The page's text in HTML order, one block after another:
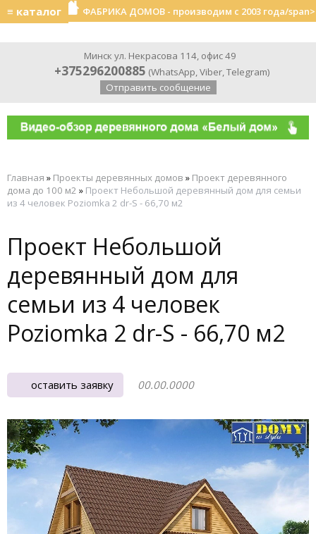
≡ каталог ФАБРИКА ДОМОВ - производим с 2003 года/span>
Минск ул. Некрасова 114, офис 49
+375296200885 (WhatsApp,Viber,Telegram)
Отправить сообщение
Главная » Проекты деревянных домов » Проект деревянного
дома до 100 м2 » Проект Небольшой деревянный дом для семьи
из 4 человек Poziomka 2 dr-S - 66,70 м2
Проект Небольшой
деревянный дом для
семьи из 4 человек
Poziomka 2 dr-S - 66,70 м2
оставить заявку 00.00.0000